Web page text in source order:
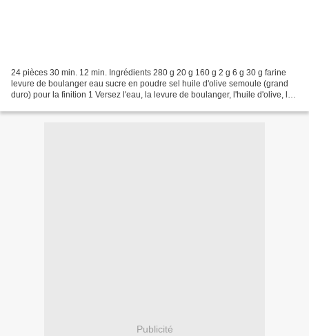
24 pièces 30 min. 12 min. Ingrédients 280 g 20 g 160 g 2 g 6 g 30 g farine
levure de boulanger eau sucre en poudre sel huile d'olive semoule (grand
duro) pour la finition 1 Versez l'eau, la levure de boulanger, l'huile d'olive, le
Publicité